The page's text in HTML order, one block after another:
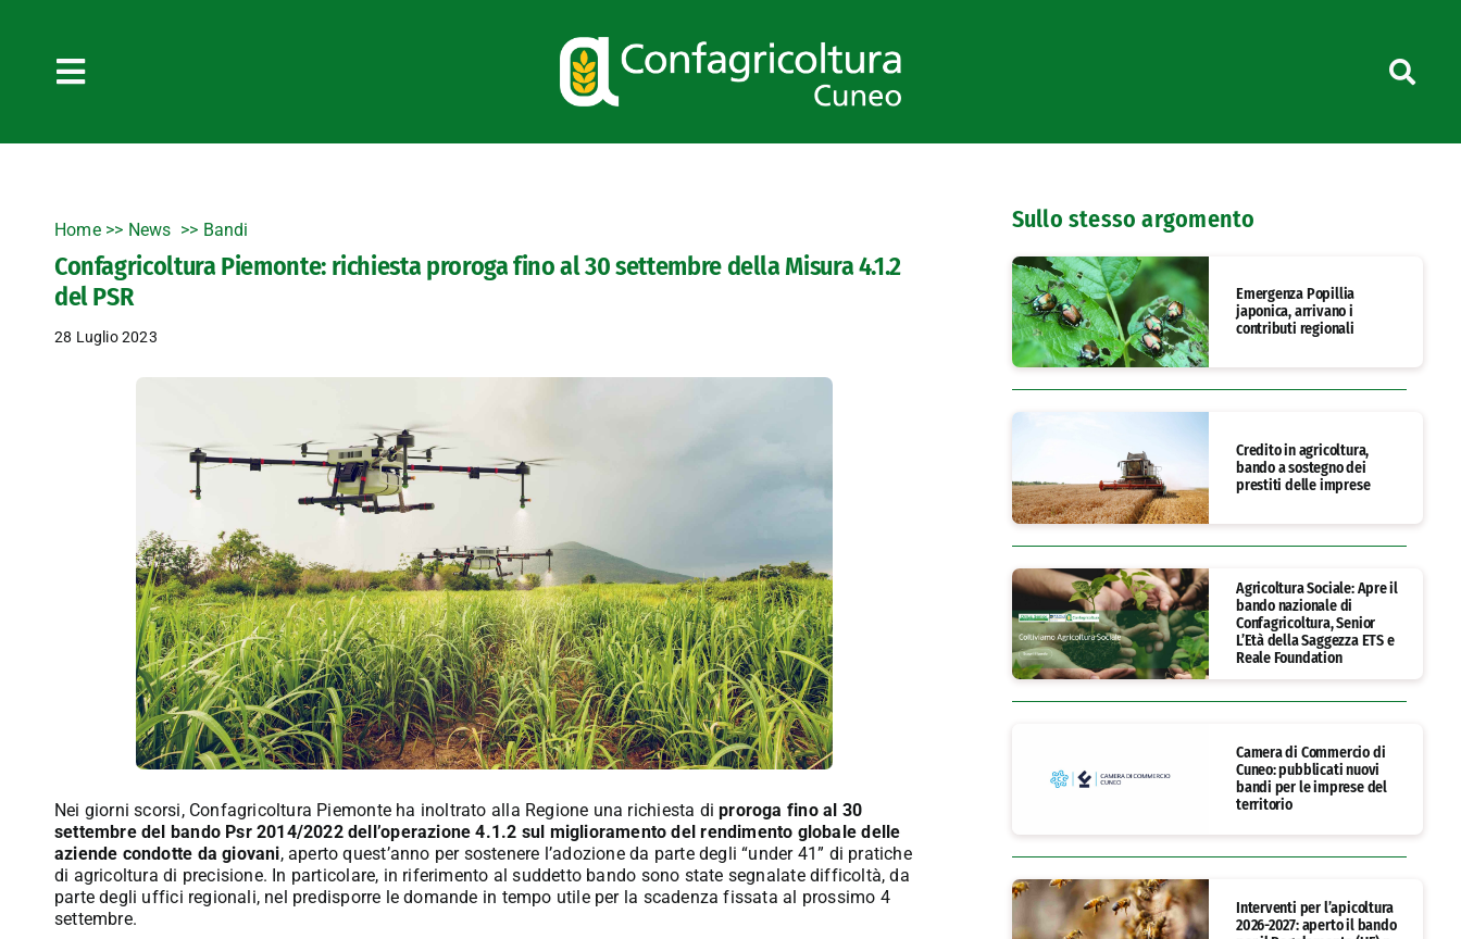
Toggle
Home>> News Bandi
Confagricoltura Piemonte: richiesta proroga fino al 30 settembre della Misura 4.1.2
del PSR
28 Luglio 2023
Nei giorni scorsi, Confagricoltura Piemonte ha inoltrato alla Regione una richiesta diproroga fino al 30
settembre del bando Psr 2014/2022 dell’operazione 4.1.2 sul miglioramento del rendimento globale delle
aziende condotte da giovani, aperto quest’anno per sostenere l’adozione da parte degli “under 41” di pratiche
di agricoltura di precisione. In particolare, in riferimento al suddetto bando sono state segnalate difficoltà, da
parte degli uffici regionali, nel predisporre le domande in tempo utile per la scadenza fissata al prossimo 4
settembre.
Sullo stesso argomento
Emergenza Popillia
japonica, arrivano i
contributi regionali
Credito in agricoltura,
bando a sostegno dei
prestiti delle imprese
Agricoltura Sociale: Apre il
bando nazionale di
Confagricoltura, Senior
L’Età della Saggezza ETS e
Reale Foundation
Camera di Commercio di
Cuneo: pubblicati nuovi
bandi per le imprese del
territorio
Interventi per l’apicoltura
2026-2027: aperto il bando